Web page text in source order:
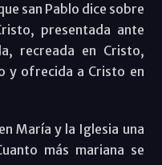
san Pablo dice sobre
presentada ante
recreada en Cristo,
y ofrecida a Cristo en
María y la Iglesia una
más mariana se